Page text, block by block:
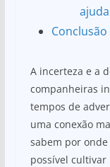
Conclusão
A incerteza e a
companheiras
tempos de
uma conexão
sabem por
possível cultivar